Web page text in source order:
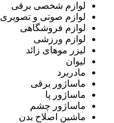
لوازم شخصی برقی
لوازم صوتی و تصویری
لوازم فروشگاهی
لوازم ورزشی
لیزر موهای زائد
لیوان
مادربرد
ماساژور برقی
ماساژور پا
ماساژور چشم
ماشین اصلاح بدن